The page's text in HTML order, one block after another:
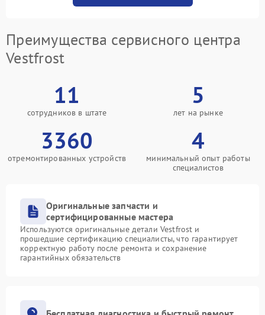
Преимущества сервисного центра
Vestfrost
11
сотрудников в штате
5
лет на рынке
3360
отремонтированных устройств
4
минимальный опыт работы
специалистов
Оригинальные запчасти и
сертифицированные мастера
Используются оригинальные детали Vestfrost и
прошедшие сертификацию специалисты, что гарантирует
корректную работу после ремонта и сохранение
гарантийных обязательств